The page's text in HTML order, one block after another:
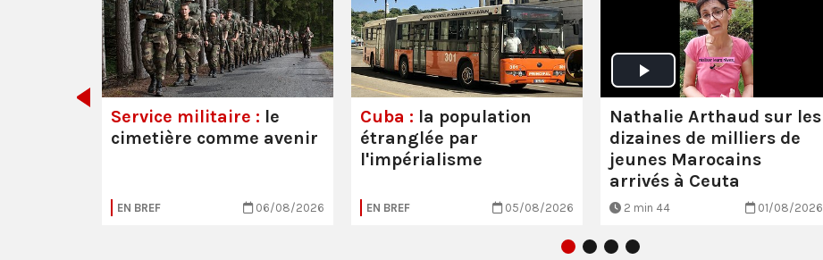
Service militaire : le
cimetière comme avenir
EN BREF 06/08/2026
Cuba : la population
étranglée par
l'impérialisme
EN BREF 05/08/2026
Nathalie Arthaud sur les
dizaines de milliers de
jeunes Marocains
arrivés à Ceuta
2 min 44 01/08/2026